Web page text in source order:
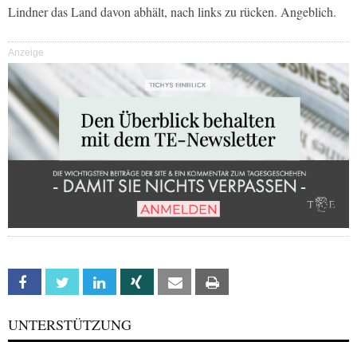
Lindner das Land davon abhält, nach links zu rücken. Angeblich.
Anzeige
Facebook Twitter Linkedin Xing Email
UNTERSTÜTZUNG